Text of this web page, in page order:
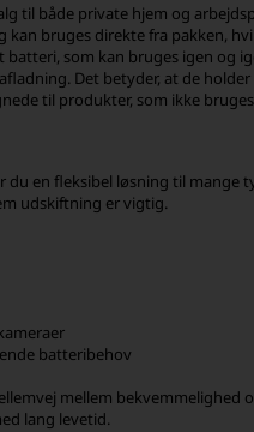
til både private hjem og
bruges direkte fra pakken,
som kan bruges igen
Det betyder, at de
til produkter, som ikke
du en fleksibel løsning til
udskiftning er vigtig.
batteribehov
mellem
lang levetid.